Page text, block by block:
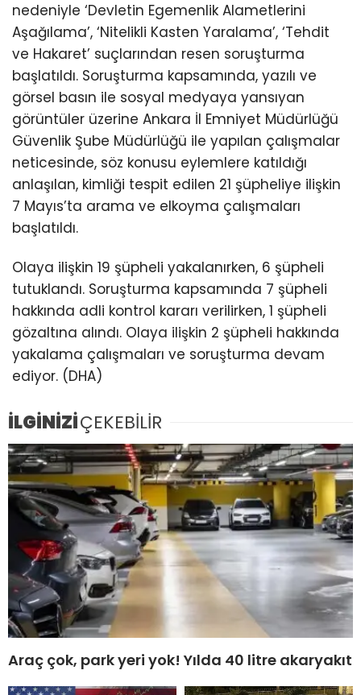
nedeniyle ‘Devletin Egemenlik Alametlerini
Aşağılama’, ‘Nitelikli Kasten Yaralama’, ‘Tehdit
ve Hakaret’ suçlarından resen soruşturma
başlatıldı. Soruşturma kapsamında, yazılı ve
görsel basın ile sosyal medyaya yansıyan
görüntüler üzerine Ankara İl Emniyet Müdürlüğü
Güvenlik Şube Müdürlüğü ile yapılan çalışmalar
neticesinde, söz konusu eylemlere katıldığı
anlaşılan, kimliği tespit edilen 21 şüpheliye ilişkin
7 Mayıs’ta arama ve elkoyma çalışmaları
başlatıldı.
Olaya ilişkin 19 şüpheli yakalanırken, 6 şüpheli
tutuklandı. Soruşturma kapsamında 7 şüpheli
hakkında adli kontrol kararı verilirken, 1 şüpheli
gözaltına alındı. Olaya ilişkin 2 şüpheli hakkında
yakalama çalışmaları ve soruşturma devam
ediyor. (DHA)
İLGİNİZİÇEKEBİLİR
Araç çok, park yeri yok! Yılda 40 litre akaryakıt